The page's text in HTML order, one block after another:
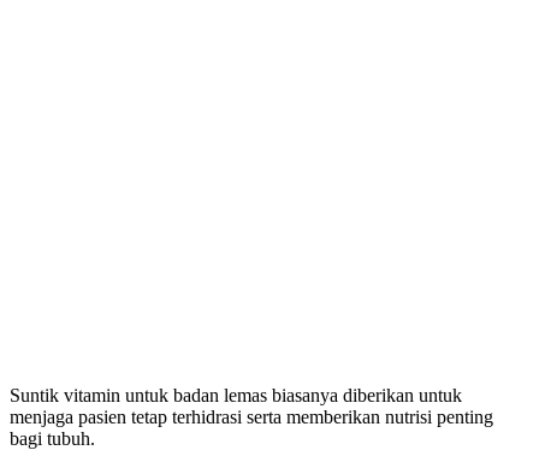
Suntik vitamin untuk badan lemas biasanya diberikan untuk
menjaga pasien tetap terhidrasi serta memberikan nutrisi penting
bagi tubuh.